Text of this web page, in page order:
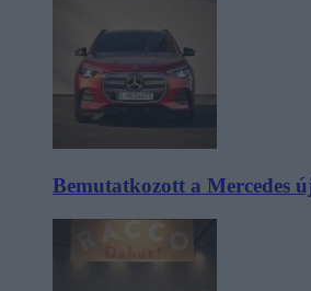
Bemutatkozott a Mercedes